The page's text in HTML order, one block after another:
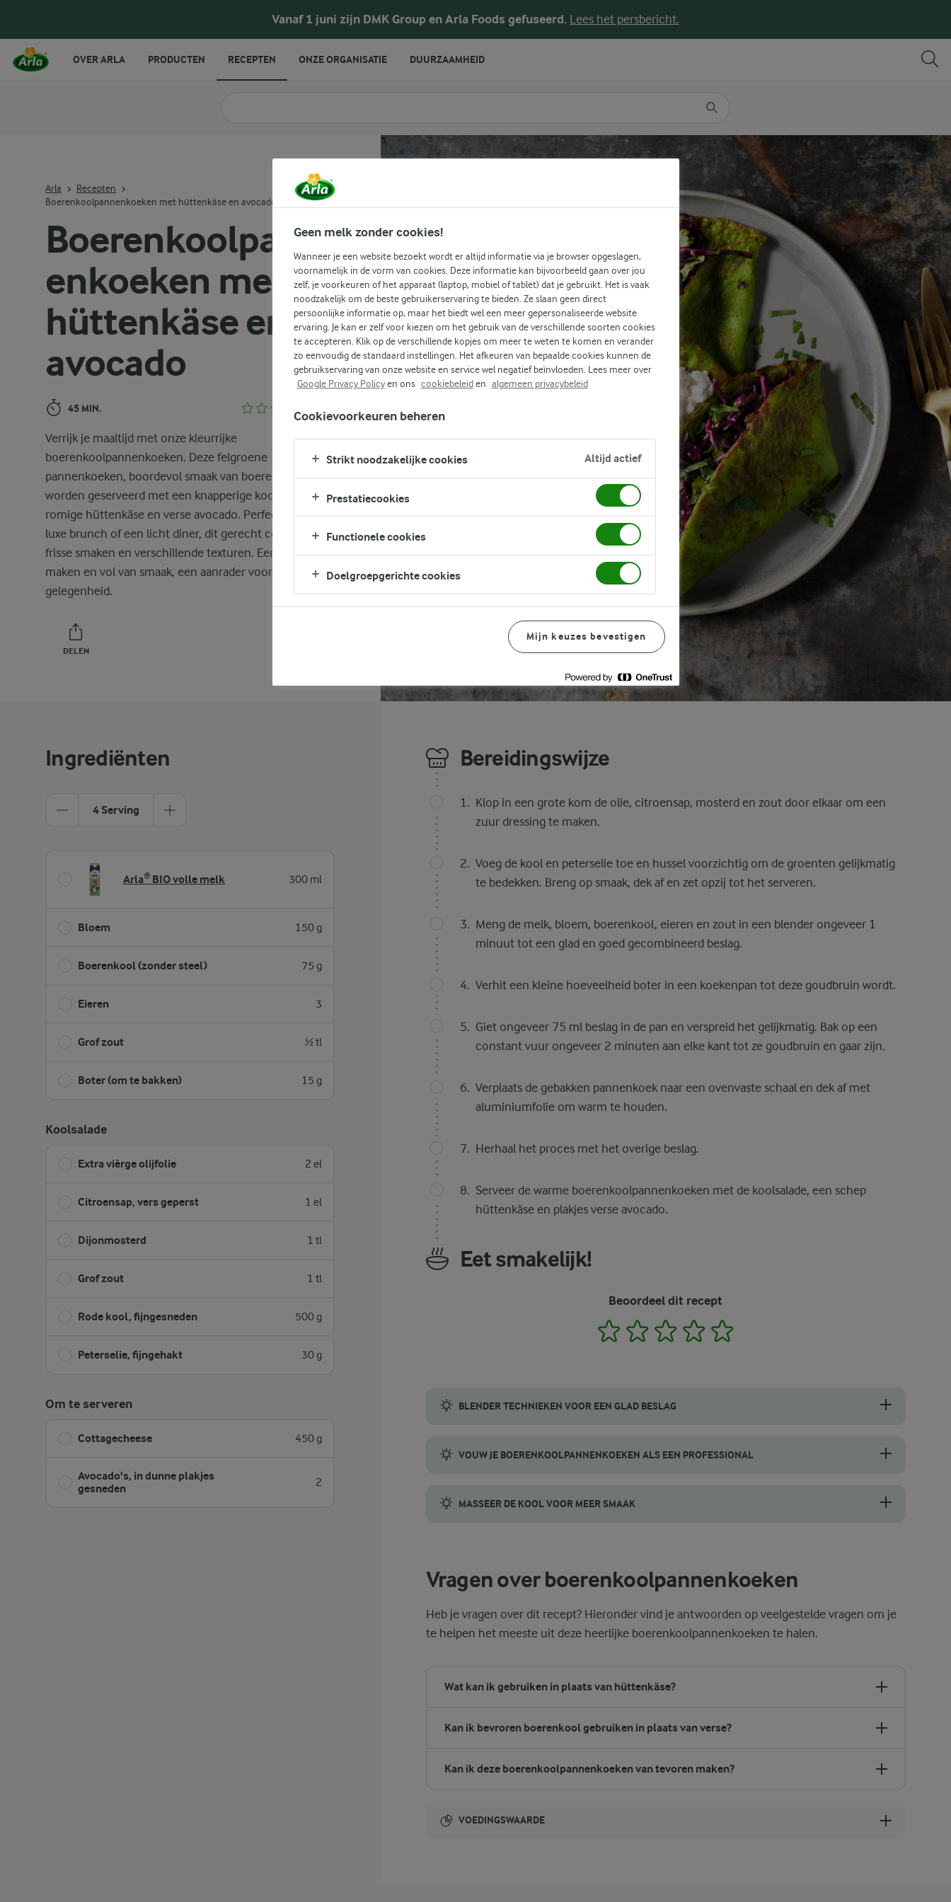
Vanaf 1 juni zijn DMK Group en Arla Foods gefuseerd. Lees het persbericht.
Boerenkoolpann
enkoeken met
hüttenkäse en
avocado
45 MIN.
Verrijk je maaltijd met onze kleurrijke
boerenkoolpannenkoeken. Deze felgroene
pannenkoeken, boordevol smaak van boerenkool,
worden geserveerd met een knapperige koolsalade,
romige hüttenkäse en verse avocado. Perfect voor een
luxe brunch of een licht diner, dit gerecht combineert
frisse smaken en verschillende texturen. Eenvoudig te
maken en vol van smaak, een aanrader voor elke
gelegenheid.
DELEN
Arla
Recepten
Boerenkoolpannenkoeken met hüttenkäse en avocado
Ingrediënten
4 Serving
Arla® BIO volle melk 300 ml
Bloem 150 g
Boerenkool (zonder steel) 75 g
Eieren 3
Grof zout ½ tl
Boter (om te bakken) 15 g
Koolsalade
Extra vièrge olijfolie 2 el
Citroensap, vers geperst 1 el
Dijonmosterd 1 tl
Grof zout 1 tl
Rode kool, fijngesneden 500 g
Peterselie, fijngehakt 30 g
Om te serveren
Cottagecheese 450 g
Avocado's, in dunne plakjes
gesneden
2
Bereidingswijze
Klop in een grote kom de olie, citroensap, mosterd en zout door elkaar om een
zuur dressing te maken.
Voeg de kool en peterselie toe en hussel voorzichtig om de groenten gelijkmatig
te bedekken. Breng op smaak, dek af en zet opzij tot het serveren.
Meng de melk, bloem, boerenkool, eieren en zout in een blender ongeveer 1
minuut tot een glad en goed gecombineerd beslag.
Verhit een kleine hoeveelheid boter in een koekenpan tot deze goudbruin wordt.
Giet ongeveer 75 ml beslag in de pan en verspreid het gelijkmatig. Bak op een
constant vuur ongeveer 2 minuten aan elke kant tot ze goudbruin en gaar zijn.
Verplaats de gebakken pannenkoek naar een ovenvaste schaal en dek af met
aluminiumfolie om warm te houden.
Herhaal het proces met het overige beslag.
Serveer de warme boerenkoolpannenkoeken met de koolsalade, een schep
hüttenkäse en plakjes verse avocado.
Eet smakelijk!
Beoordeel dit recept
1 2 3 4
BLENDER TECHNIEKEN VOOR EEN GLAD BESLAG
VOUW JE BOERENKOOLPANNENKOEKEN ALS EEN PROFESSIONAL
MASSEER DE KOOL VOOR MEER SMAAK
Vragen over boerenkoolpannenkoeken
Heb je vragen over dit recept? Hieronder vind je antwoorden op veelgestelde vragen om je
te helpen het meeste uit deze heerlijke boerenkoolpannenkoeken te halen.
Wat kan ik gebruiken in plaats van hüttenkäse?
Kan ik bevroren boerenkool gebruiken in plaats van verse?
Kan ik deze boerenkoolpannenkoeken van tevoren maken?
VOEDINGSWAARDE
OVER ARLA PRODUCTEN RECEPTEN ONZE ORGANISATIE DUURZAAMHEID
Geen melk zonder cookies!
Wanneer je een website bezoekt wordt er altijd informatie via je browser opgeslagen,
voornamelijk in de vorm van cookies. Deze informatie kan bijvoorbeeld gaan over jou
zelf, je voorkeuren of het apparaat (laptop, mobiel of tablet) dat je gebruikt. Het is vaak
noodzakelijk om de beste gebruikerservaring te bieden. Ze slaan geen direct
persoonlijke informatie op, maar het biedt wel een meer gepersonaliseerde website
ervaring. Je kan er zelf voor kiezen om het gebruik van de verschillende soorten cookies
te accepteren. Klik op de verschillende kopjes om meer te weten te komen en verander
zo eenvoudig de standaard instellingen. Het afkeuren van bepaalde cookies kunnen de
gebruikservaring van onze website en service wel negatief beïnvloeden. Lees meer over
Google Privacy Policyen ons cookiebeleiden algemeen privacybeleid
Cookievoorkeuren beheren
Strikt noodzakelijke cookies Altijd actief
Prestatiecookies
Functionele cookies
Doelgroepgerichte cookies
Mijn keuzes bevestigen